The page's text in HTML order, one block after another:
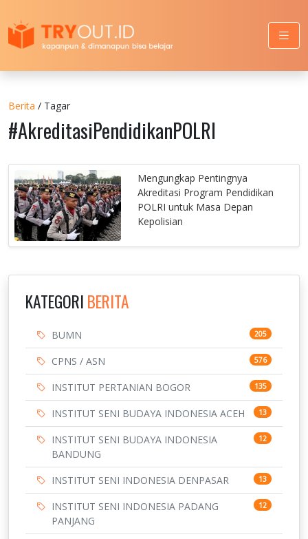
Berita / Tagar
#AkreditasiPendidikanPOLRI
Mengungkap Pentingnya
Akreditasi Program Pendidikan
POLRI untuk Masa Depan
Kepolisian
KATEGORI BERITA
BUMN 205
CPNS / ASN 576
INSTITUT PERTANIAN BOGOR 135
INSTITUT SENI BUDAYA INDONESIA ACEH 13
INSTITUT SENI BUDAYA INDONESIA
BANDUNG
12
INSTITUT SENI INDONESIA DENPASAR 13
INSTITUT SENI INDONESIA PADANG
PANJANG
12